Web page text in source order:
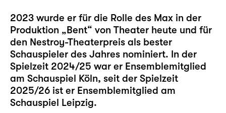
2023 wurde er für die Rolle des Max in der
Produktion „Bent“ von Theater heute und für
den Nestroy-Theaterpreis als bester
Schauspieler des Jahres nominiert. In der
Spielzeit 2024/25 war er Ensemblemitglied
am Schauspiel Köln, seit der Spielzeit
2025/26 ist er Ensemblemitglied am
Schauspiel Leipzig.